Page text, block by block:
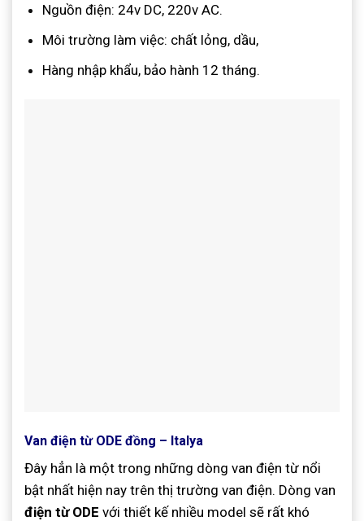
Nguồn điện: 24v DC, 220v AC.
Môi trường làm việc: chất lỏng, dầu,
Hàng nhập khẩu, bảo hành 12 tháng.
Van điện từ ODE đồng – Italya
Đây hẳn là một trong những dòng van điện từ nổi
bật nhất hiện nay trên thị trường van điện. Dòng van
điện từ ODE với thiết kế nhiều model sẽ rất khó